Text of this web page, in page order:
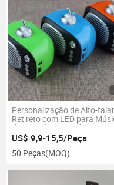
Personalização de Alto-
Ret reto com LED para
de Escritório Duradoura em
Copo Musical
US$ 9,9-15,5/Peça
50 Peças(MOQ)